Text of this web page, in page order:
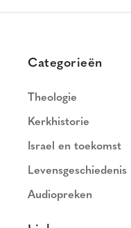
Categorieën
Theologie
Kerkhistorie
Israel en toekomst
Levensgeschiedenis
Audiopreken